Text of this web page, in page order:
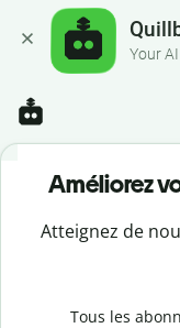
Your
Améliorez
Atteignez de
Tous les